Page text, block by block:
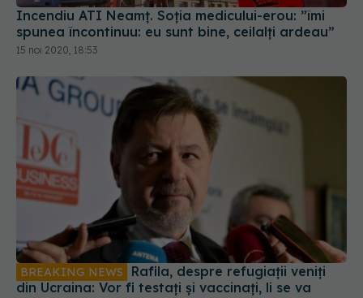
Incendiu ATI Neamț. Soția medicului-erou: ”îmi
spunea încontinuu: eu sunt bine, ceilalți ardeau”
15 noi 2020, 18:53
BREAKING NEWS
din Ucraina: Vor fi testați și vaccinați, li se va